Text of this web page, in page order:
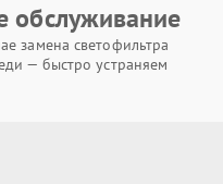
обслуживание
замена светофильтра
— быстро устраняем